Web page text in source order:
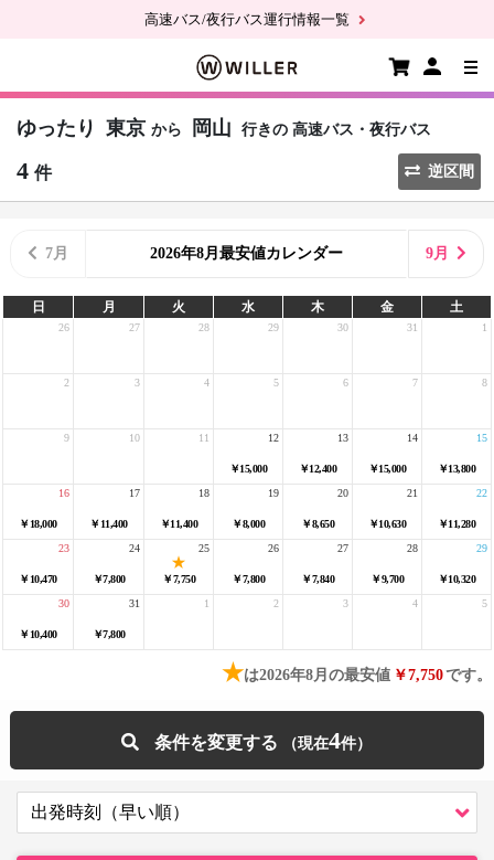
高速バス/夜行バス運行情報一覧
ゆったり 東京 から 岡山 行きの 高速バス・夜行バス
4 件 逆区間
7月 2026年8月最安値カレンダー 9月
日 月 火 水 木 金 土
26 27 28 29 30 31 1
2 3 4 5 6 7 8
9 10 11
￥15,000
12
￥12,400
13
￥15,000
14
￥13,800
15
￥18,000
16
￥11,400
17
￥11,400
18
￥8,000
19
￥8,650
20
￥10,630
21
￥11,280
22
￥10,470
23
￥7,800
24
￥7,750
25
￥7,800
26
￥7,840
27
￥9,700
28
￥10,320
29
￥10,400
30
￥7,800
31 1 2 3 4 5
★は2026年8月の最安値 ￥7,750です。
条件を変更する 4